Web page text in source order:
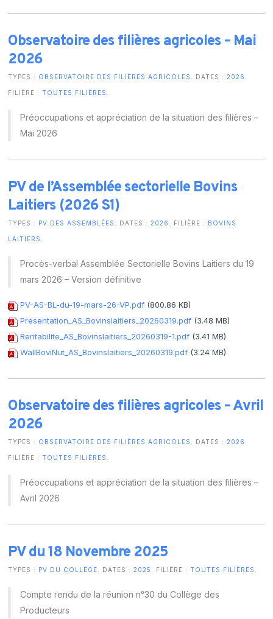
Observatoire des filières agricoles – Mai
2026
TYPES : OBSERVATOIRE DES FILIÈRES AGRICOLES . DATES :2026
FILIÈRE :TOUTES FILIÈRES
Préoccupations et appréciation de la situation des filières –
Mai 2026
PV de l’Assemblée sectorielle Bovins
Laitiers (2026 S1)
TYPES : PV DES ASSEMBLÉES . DATES :2026 . FILIÈRE : BOVINS
LAITIERS
Procès-verbal Assemblée Sectorielle Bovins Laitiers du 19
mars 2026 – Version définitive
PV-AS-BL-du-19-mars-26-VP.pdf (800.86 KB)
Presentation_AS_Bovinslaitiers_20260319.pdf (3.48 MB)
Rentabilite_AS_Bovinslaitiers_20260319-1.pdf (3.41 MB)
WallBoviNut_AS_Bovinslaitiers_20260319.pdf (3.24 MB)
Observatoire des filières agricoles – Avril
2026
TYPES : OBSERVATOIRE DES FILIÈRES AGRICOLES . DATES :2026
FILIÈRE :TOUTES FILIÈRES
Préoccupations et appréciation de la situation des filières –
Avril 2026
PV du 18 Novembre 2025
TYPES : PV DU COLLÈGE . DATES :2025 . FILIÈRE :TOUTES FILIÈRES
Compte rendu de la réunion n°30 du Collège des
Producteurs